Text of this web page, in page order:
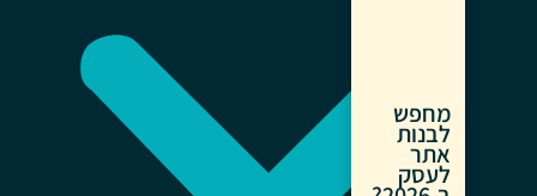
מחפש
לבנות
אתר
לעסק